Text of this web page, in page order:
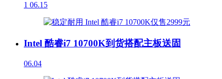
1 06.15
Intel 酷睿i7 10700K到货搭配主板送固
06.04